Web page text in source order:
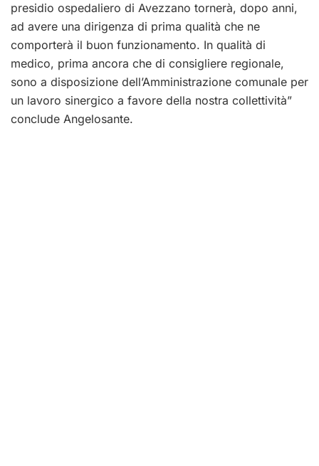
presidio ospedaliero di Avezzano tornerà, dopo anni,
ad avere una dirigenza di prima qualità che ne
comporterà il buon funzionamento. In qualità di
medico, prima ancora che di consigliere regionale,
sono a disposizione dell’Amministrazione comunale per
un lavoro sinergico a favore della nostra collettività”
conclude Angelosante.